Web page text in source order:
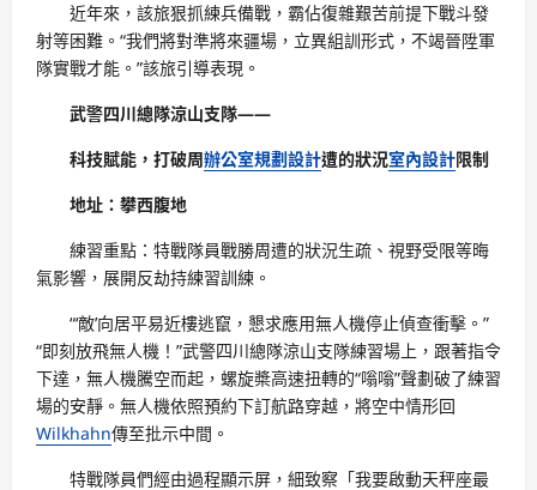
近年來，該旅狠抓練兵備戰，霸佔復雜艱苦前提下戰斗發
射等困難。“我們將對準將來疆場，立異組訓形式，不竭晉陞軍
隊實戰才能。”該旅引導表現。
武警四川總隊涼山支隊——
科技賦能，打破周辦公室規劃設計遭的狀況室內設計限制
地址：攀西腹地
練習重點：特戰隊員戰勝周遭的狀況生疏、視野受限等晦
氣影響，展開反劫持練習訓練。
“‘敵’向居平易近樓逃竄，懇求應用無人機停止偵查衝擊。”
“即刻放飛無人機！”武警四川總隊涼山支隊練習場上，跟著指令
下達，無人機騰空而起，螺旋槳高速扭轉的“嗡嗡”聲劃破了練習
場的安靜。無人機依照預約下訂航路穿越，將空中情形回
Wilkhahn傳至批示中間。
特戰隊員們經由過程顯示屏，細致察「我要啟動天秤座最